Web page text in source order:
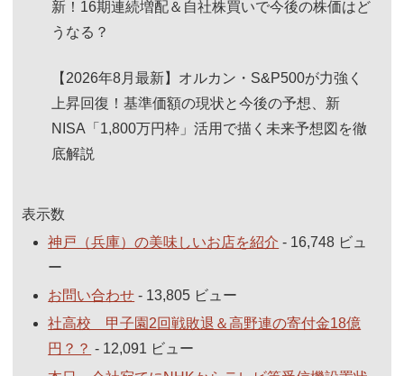
新！16期連続増配＆自社株買いで今後の株価はど
うなる？
【2026年8月最新】オルカン・S&P500が力強く
上昇回復！基準価額の現状と今後の予想、新
NISA「1,800万円枠」活用で描く未来予想図を徹
底解説
表示数
神戸（兵庫）の美味しいお店を紹介 - 16,748 ビュ
ー
お問い合わせ - 13,805 ビュー
社高校 甲子園2回戦敗退＆高野連の寄付金18億
円？？ - 12,091 ビュー